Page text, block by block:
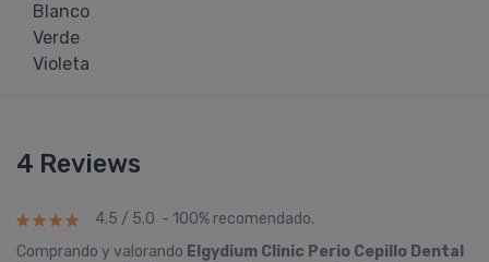
Blanco
Verde
Violeta
4 Reviews
4.5 / 5.0 - 100% recomendado.
Comprando y valorando Elgydium Clinic Perio Cepillo Dental